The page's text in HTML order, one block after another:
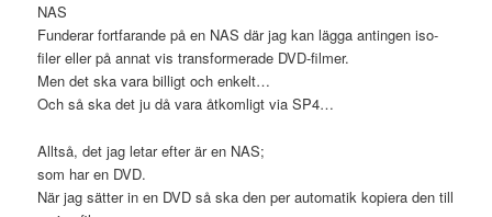
NAS
Funderar fortfarande på en NAS där jag kan lägga antingen iso-
filer eller på annat vis transformerade DVD-filmer.
Men det ska vara billigt och enkelt…
Och så ska det ju då vara åtkomligt via SP4…
Alltså, det jag letar efter är en NAS;
som har en DVD.
När jag sätter in en DVD så ska den per automatik kopiera den till